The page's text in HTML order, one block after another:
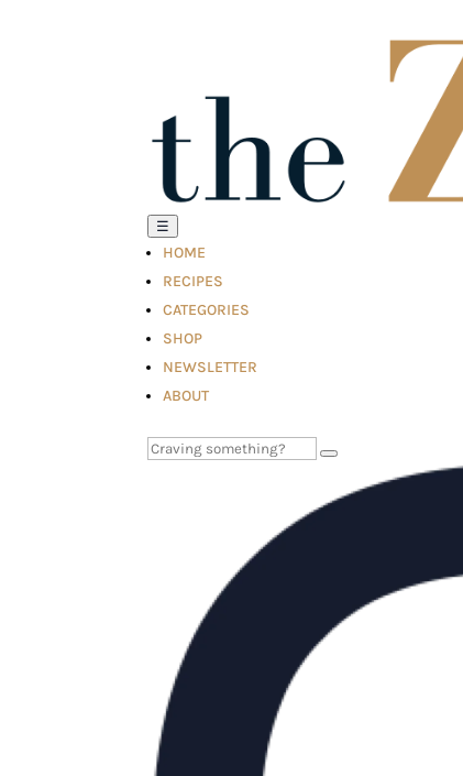
☰
HOME
RECIPES
CATEGORIES
SHOP
NEWSLETTER
ABOUT